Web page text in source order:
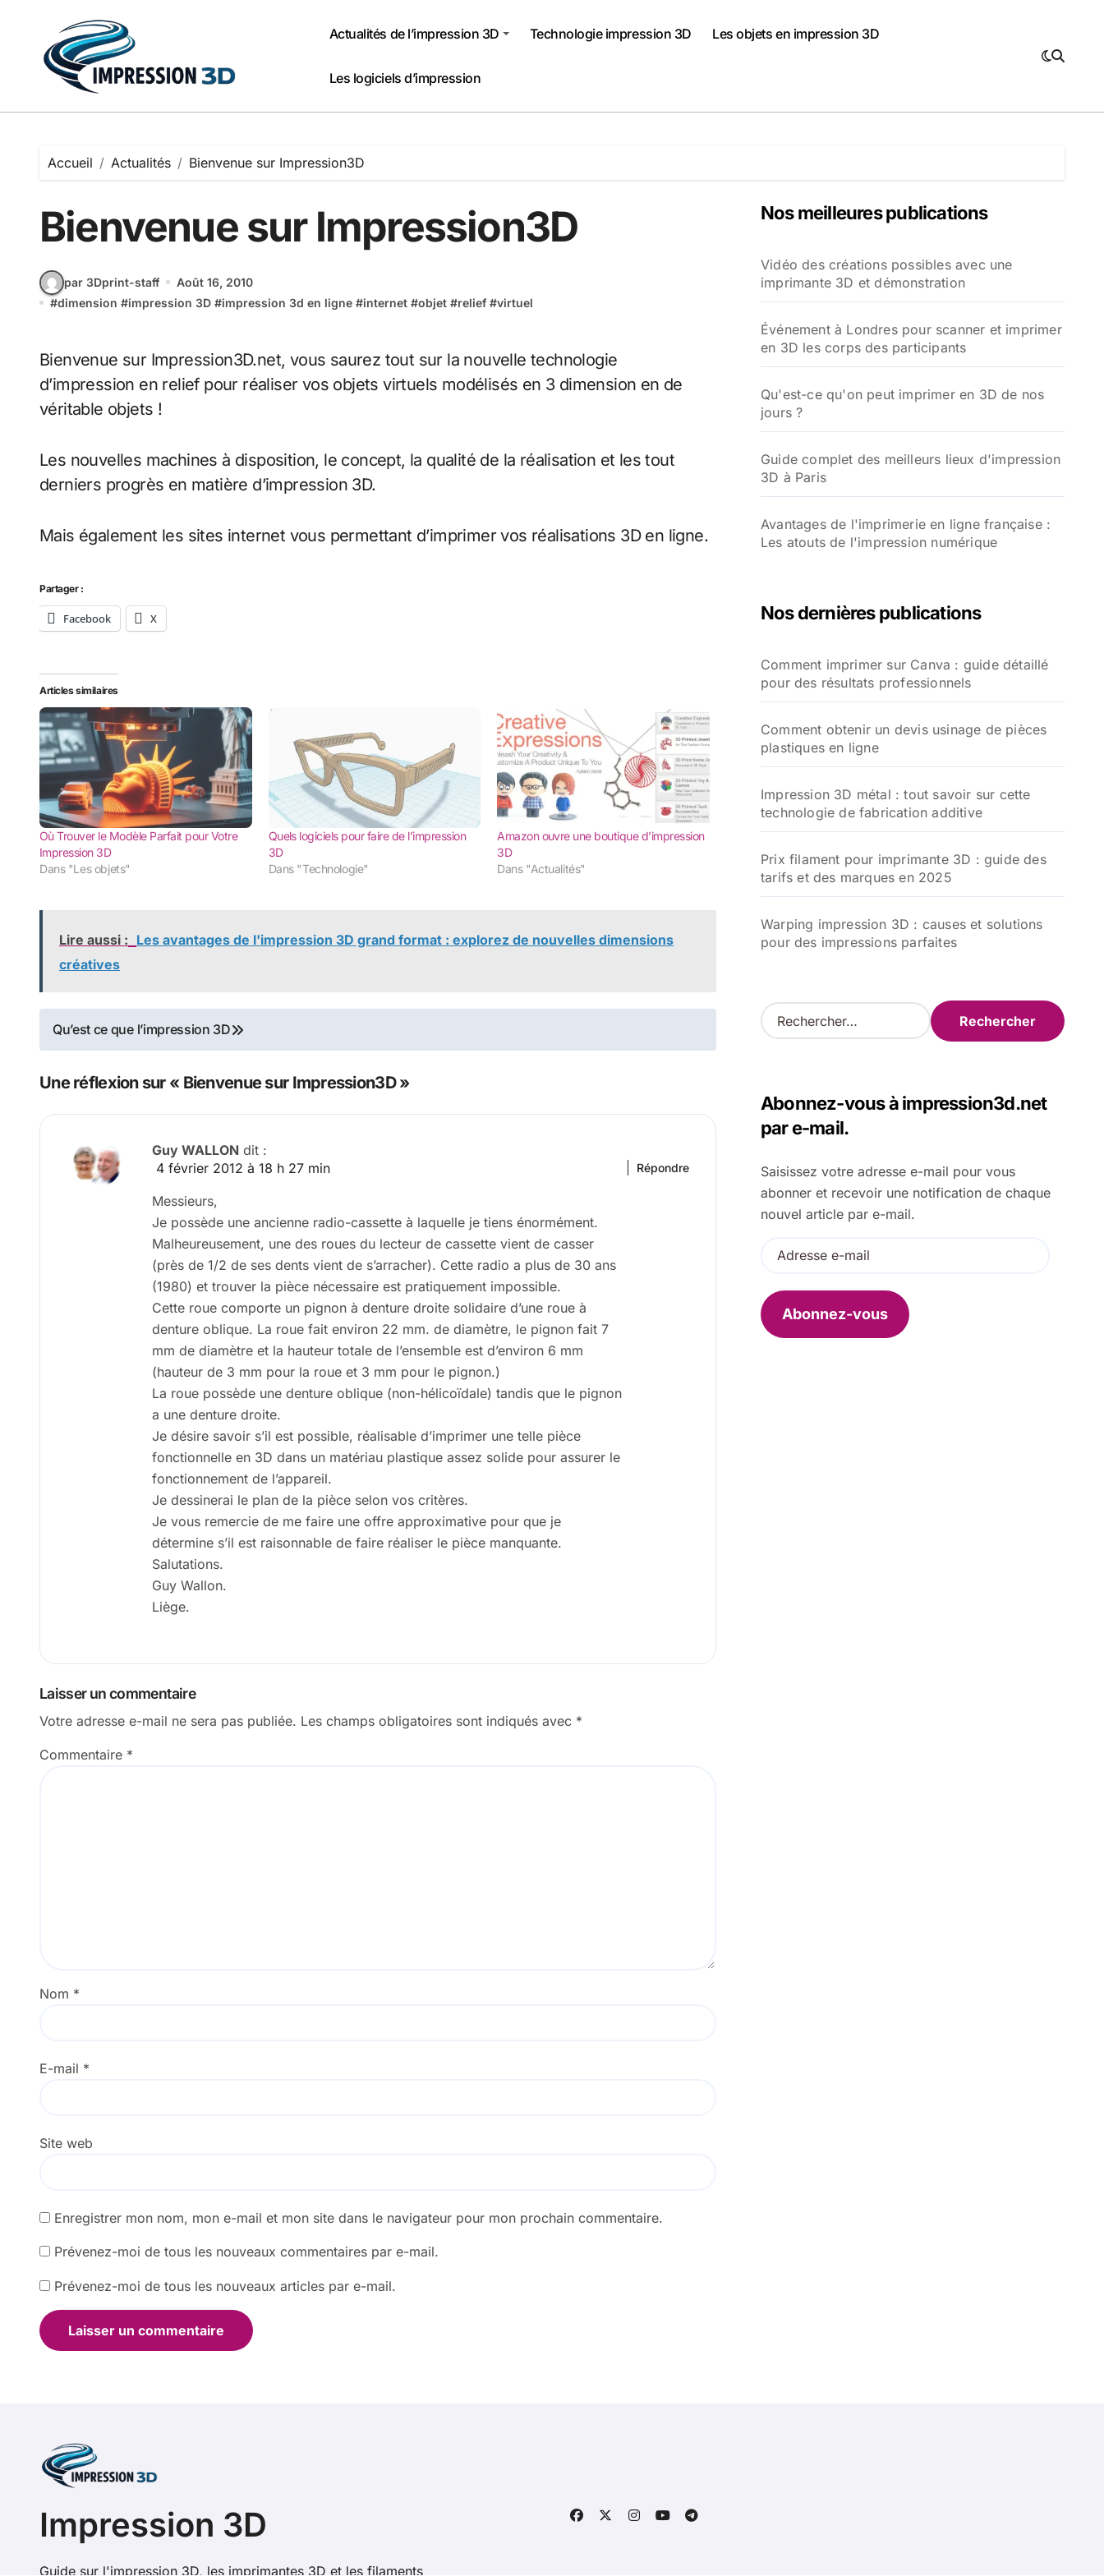
Actualités de l’impression 3D Technologie impression 3D Les objets en impression 3D
Les logiciels d’impression
Accueil Actualités Bienvenue sur Impression3D
Bienvenue sur Impression3D
par 3Dprint-staff
Août 16, 2010
#dimension #impression 3D #impression 3d en ligne #internet #objet #relief #virtuel
Bienvenue sur Impression3D.net, vous saurez tout sur la nouvelle technologie
d’impression en relief pour réaliser vos objets virtuels modélisés en 3 dimension en de
véritable objets !
Les nouvelles machines à disposition, le concept, la qualité de la réalisation et les tout
derniers progrès en matière d’impression 3D.
Mais également les sites internet vous permettant d’imprimer vos réalisations 3D en ligne.
Partager :
Facebook X
Articles similaires
Où Trouver le Modèle Parfait pour Votre
Impression 3D
Dans "Les objets"
Quels logiciels pour faire de l’impression
3D
Dans "Technologie"
Amazon ouvre une boutique d’impression
3D
Dans "Actualités"
Lire aussi : Les avantages de l'impression 3D grand format : explorez de nouvelles dimensions
créatives
Navigation
l’article
Qu’est ce que l’impression 3D
Une réflexion sur « Bienvenue sur Impression3D »
Guy WALLON dit :
4 février 2012 à 18 h 27 min
Messieurs,
Je possède une ancienne radio-cassette à laquelle je tiens énormément.
Malheureusement, une des roues du lecteur de cassette vient de casser
(près de 1/2 de ses dents vient de s’arracher). Cette radio a plus de 30 ans
(1980) et trouver la pièce nécessaire est pratiquement impossible.
Cette roue comporte un pignon à denture droite solidaire d’une roue à
denture oblique. La roue fait environ 22 mm. de diamètre, le pignon fait 7
mm de diamètre et la hauteur totale de l’ensemble est d’environ 6 mm
(hauteur de 3 mm pour la roue et 3 mm pour le pignon.)
La roue possède une denture oblique (non-hélicoïdale) tandis que le pignon
a une denture droite.
Je désire savoir s’il est possible, réalisable d’imprimer une telle pièce
fonctionnelle en 3D dans un matériau plastique assez solide pour assurer le
fonctionnement de l’appareil.
Je dessinerai le plan de la pièce selon vos critères.
Je vous remercie de me faire une offre approximative pour que je
détermine s’il est raisonnable de faire réaliser le pièce manquante.
Salutations.
Guy Wallon.
Liège.
Répondre
Laisser un commentaire
Votre adresse e-mail ne sera pas publiée. Les champs obligatoires sont indiqués avec *
Commentaire *
Nom *
E-mail *
Site web
Enregistrer mon nom, mon e-mail et mon site dans le navigateur pour mon prochain commentaire.
Prévenez-moi de tous les nouveaux commentaires par e-mail.
Prévenez-moi de tous les nouveaux articles par e-mail.
Nos meilleures publications
Vidéo des créations possibles avec une
imprimante 3D et démonstration
Événement à Londres pour scanner et imprimer
en 3D les corps des participants
Qu'est-ce qu'on peut imprimer en 3D de nos
jours ?
Guide complet des meilleurs lieux d'impression
3D à Paris
Avantages de l'imprimerie en ligne française :
Les atouts de l'impression numérique
Nos dernières publications
Comment imprimer sur Canva : guide détaillé
pour des résultats professionnels
Comment obtenir un devis usinage de pièces
plastiques en ligne
Impression 3D métal : tout savoir sur cette
technologie de fabrication additive
Prix filament pour imprimante 3D : guide des
tarifs et des marques en 2025
Warping impression 3D : causes et solutions
pour des impressions parfaites
R
e
r
h
r
:
Abonnez-vous à impression3d.net
par e-mail.
Saisissez votre adresse e-mail pour vous
abonner et recevoir une notification de chaque
nouvel article par e-mail.
e
s
Abonnez-vous
Impression 3D
Guide sur l'impression 3D, les imprimantes 3D et les filaments